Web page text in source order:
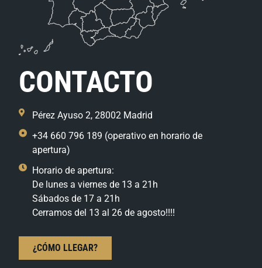
CONTACTO
Pérez Ayuso 2, 28002 Madrid
+34 660 796 189 (operativo en horario de
apertura)
Horario de apertura:
De lunes a viernes de 13 a 21h
Sábados de 17 a 21h
Cerramos del 13 al 26 de agosto!!!!
¿CÓMO LLEGAR?